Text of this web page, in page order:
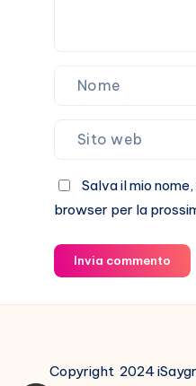
Salva il mio
browser per la
Invia commento
Copyright 2024